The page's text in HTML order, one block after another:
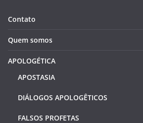
Contato
Quem somos
APOLOGÉTICA
APOSTASIA
DIÁLOGOS APOLOGÊTICOS
FALSOS PROFETAS